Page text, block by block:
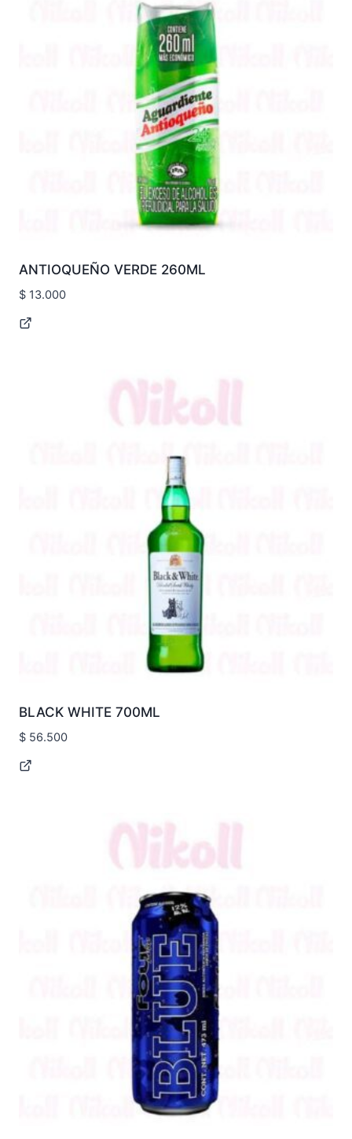
ANTIOQUEÑO VERDE 260ML
$ 13.000
BLACK WHITE 700ML
$ 56.500